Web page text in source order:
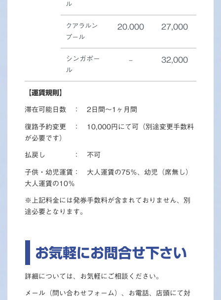
ル
クアラルン
プール
20.000 27,000
シンガポー
ル
– 32,000
【運賃規則】
滞在可能日数 ： 2日間～1ヶ月間
復路予約変更 ： 10,000円にて可（別途変更手数料
が必要です）
払戻し ： 不可
子供・幼児運賃： 大人運賃の75％、幼児（席無し）
大人運賃の10％
※上記料金には発券手数料が含まれておりません、別
途必要となります。
お気軽にお問合せ下さい
詳細については、お気軽にご相談ください。
メール（問い合わせフォーム）、お電話、店頭にて対